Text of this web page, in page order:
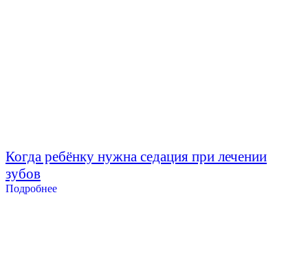
Когда ребёнку нужна седация при лечении
зубов
Подробнее